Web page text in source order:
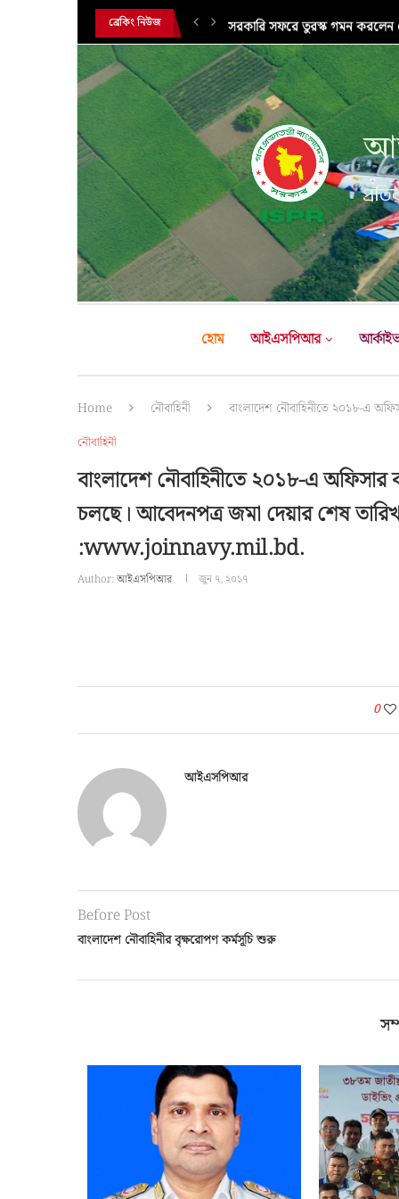
ব্রেকিং নিউজ সরকারি সফরে তুরস্ক গমন করলেন
হোম আইএসপিআর
Home নৌবাহিনী বাংলাদেশ নৌবাহিনীতে ২০১৮-এ
নৌবাহিনী
বাংলাদেশ নৌবাহিনীতে ২০১৮-এ
চলছে। আবেদনপত্র জমা দেয়ার শেষ
:www.joinnavy.mil.bd.
Author:আইএসপিআর জুন ৭, ২০১৭
0
আইএসপিআর
Before Post
বাংলাদেশ নৌবাহিনীর বৃক্ষরোপণ কর্মসূচি শুরু